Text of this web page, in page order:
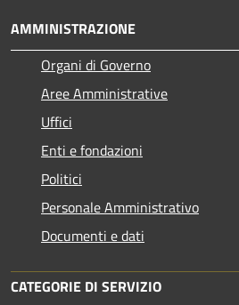
AMMINISTRAZIONE
Organi di Governo
Aree Amministrative
Uffici
Enti e fondazioni
Politici
Personale Amministrativo
Documenti e dati
CATEGORIE DI SERVIZIO